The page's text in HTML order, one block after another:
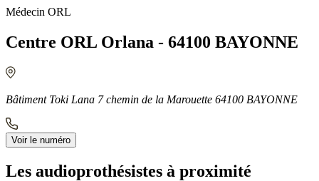
Médecin ORL
Centre ORL Orlana - 64100 BAYONNE
Bâtiment Toki Lana 7 chemin de la Marouette 64100 BAYONNE
Voir le numéro
Les audioprothésistes à proximité